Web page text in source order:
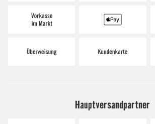
Hauptversandpartner